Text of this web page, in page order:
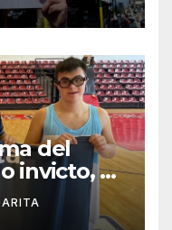
del
invicto, el
jugada